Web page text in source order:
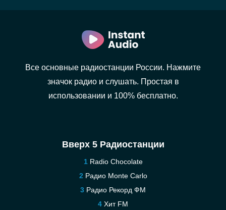
Все основные радиостанции России. Нажмите
значок радио и слушать. Простая в
использовании и 100% бесплатно.
Вверх 5 Радиостанции
Radio Chocolate
Радио Monte Carlo
Радио Рекорд ФМ
Хит FM